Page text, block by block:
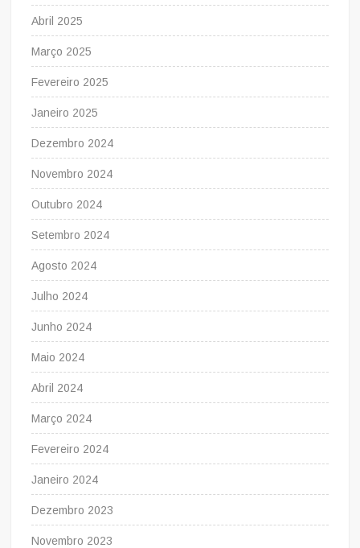
Abril 2025
Março 2025
Fevereiro 2025
Janeiro 2025
Dezembro 2024
Novembro 2024
Outubro 2024
Setembro 2024
Agosto 2024
Julho 2024
Junho 2024
Maio 2024
Abril 2024
Março 2024
Fevereiro 2024
Janeiro 2024
Dezembro 2023
Novembro 2023